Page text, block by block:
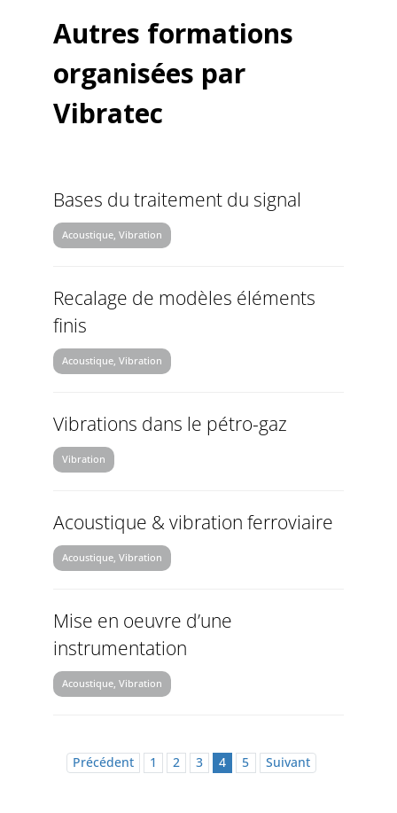
Autres formations
organisées par
Vibratec
Bases du traitement du signal
Acoustique, Vibration
Recalage de modèles éléments
finis
Acoustique, Vibration
Vibrations dans le pétro-gaz
Vibration
Acoustique & vibration ferroviaire
Acoustique, Vibration
Mise en oeuvre d’une
instrumentation
Acoustique, Vibration
Précédent 1 2 3 4 5 Suivant